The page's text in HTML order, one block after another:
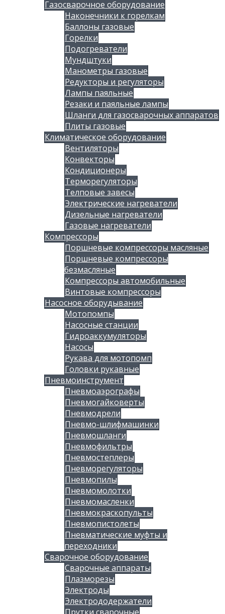
Газосварочное оборудование
Наконечники к горелкам
Баллоны газовые
Горелки
Подогреватели
Мундштуки
Манометры газовые
Редукторы и регуляторы
Лампы паяльные
Резаки и паяльные лампы
Шланги для газосварочных аппаратов
Плиты газовые
Климатическое оборудование
Вентиляторы
Конвекторы
Кондиционеры
Терморегуляторы
Телповые завесы
Электрические нагреватели
Дизельные нагреватели
Газовые нагреватели
Компрессоры
Поршневые компрессоры масляные
Поршневые компрессоры
безмасляные
Компрессоры автомобильные
Винтовые компрессоры
Насосное оборудывание
Мотопомпы
Насосные станции
Гидроаккумуляторы
Насосы
Рукава для мотопомп
Головки рукавные
Пневмоинструмент
Пневмоаэрографы
Пневмогайковерты
Пневмодрели
Пневмо-шлифмашинки
Пневмошланги
Пневмофильтры
Пневмостеплеры
Пневморегуляторы
Пневмопилы
Пневмомолотки
Пневмомасленки
Пневмокраскопульты
Пневмопистолеты
Пневматические муфты и
переходники
Сварочное оборудование
Сварочные аппараты
Плазморезы
Электроды
Электрододержатели